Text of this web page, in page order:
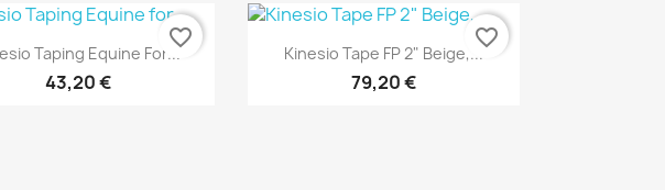
Anteprima
Taping Equine For...
43,20 €
favorite_border Anteprima
Kinesio Tape FP 2" Beige,...
79,20 €
favorite_border